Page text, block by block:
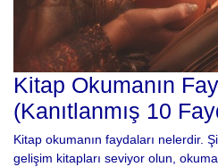
Kitap Okumanın
(Kanıtlanmış 10
Kitap okumanın faydaları nelerdir.
gelişim kitapları seviyor olun,